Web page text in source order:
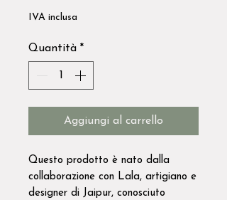
IVA inclusa
Quantità *
Aggiungi al carrello
Questo prodotto è nato dalla
collaborazione con Lala, artigiano e
designer di Jaipur, conosciuto